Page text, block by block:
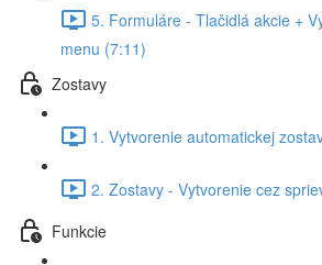
5. Formuláre - Tlačidlá akcie +
menu (7:11)
Zostavy
1. Vytvorenie automatickej
2. Zostavy - Vytvorenie cez
Funkcie